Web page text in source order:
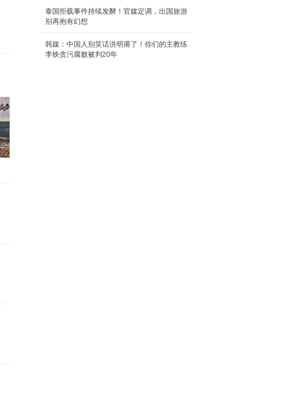
泰国拒载事件持续发酵！官媒定调，出国旅游
别再抱有幻想
韩媒：中国人别笑话洪明甫了！你们的主教练
李铁贪污腐败被判20年